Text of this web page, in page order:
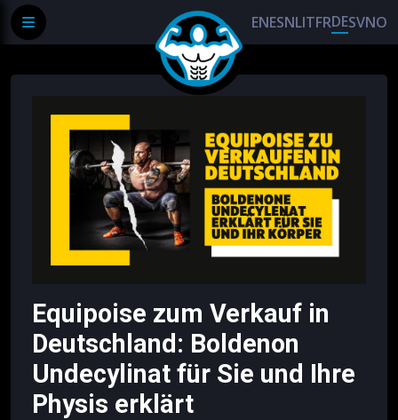
ENESNLITFRDESVNO
Equipoise zum Verkauf in
Deutschland: Boldenon
Undecylinat für Sie und Ihre
Physis erklärt